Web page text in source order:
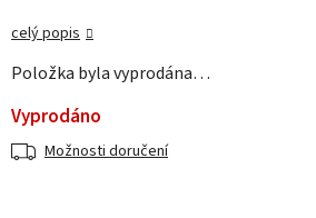
celý popis
Položka byla vyprodána…
Vyprodáno
Možnosti doručení